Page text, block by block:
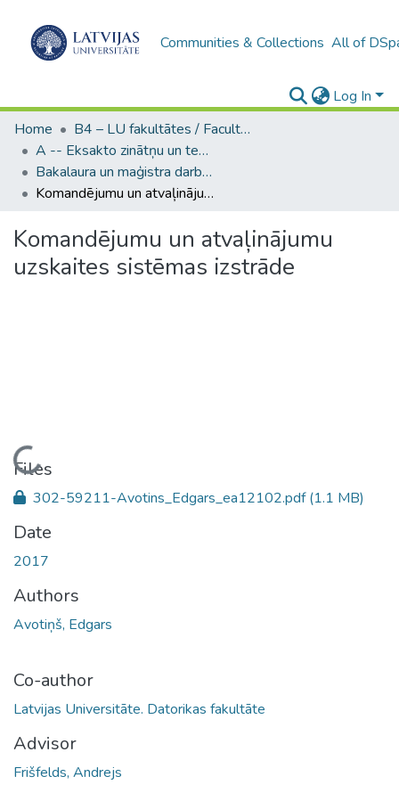
Communities & Collections All of
Log In
Home
B4 – LU fakultātes / Faculties of the UL
A -- Eksakto zinātņu un tehnoloģiju fakultāte / Faculty of Science and Technology
Bakalaura un maģistra darbi (EZTF) / Bachelor's and Master's theses
Komandējumu un atvaļinājumu uzskaites sistēmas izstrāde
Komandējumu un atvaļinājumu
uzskaites sistēmas izstrāde
Loading...
Files
302-59211-Avotins_Edgars_ea12102.pdf(1.1 MB)
Date
2017
Authors
Avotiņš, Edgars
Co-author
Latvijas Universitāte. Datorikas fakultāte
Advisor
Frišfelds, Andrejs